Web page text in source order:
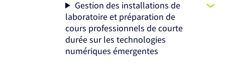
Gestion des installations de
laboratoire et préparation de
cours professionnels de courte
durée sur les technologies
numériques émergentes